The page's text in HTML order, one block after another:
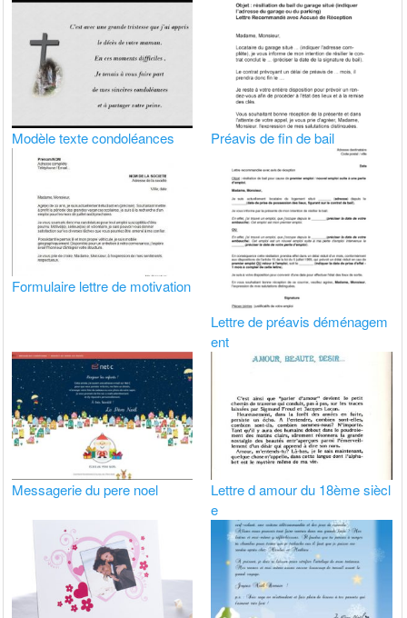
Modèle texte condoléances Préavis de fin de bail
Formulaire lettre de motivation
Lettre de préavis déménagem
ent
Messagerie du pere noel
Lettre d amour du 18ème siècl
e